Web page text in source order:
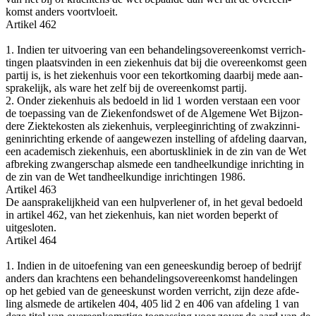
komst anders voortvloeit.
Arti­kel 462
1. Indien ter uit­voe­ring van een behan­de­lings­over­een­komst ver­rich­
tin­gen plaats­vin­den in een zie­ken­huis dat bij die over­een­komst geen
par­tij is, is het zie­ken­huis voor een tekort­ko­ming daar­bij mede aan­
spra­ke­lijk, als ware het zelf bij de over­een­komst partij.
2. Onder zie­ken­huis als bedoeld in lid 1 wor­den ver­staan een voor
de toe­pas­sing van de Zie­ken­fonds­wet of de Alge­me­ne Wet Bij­zon­
de­re Ziek­te­kos­ten als zie­ken­huis, ver­pleeg­in­rich­ting of zwak­zin­ni­
gen­in­rich­ting erken­de of aan­ge­we­zen instel­ling of afde­ling daar­van,
een aca­de­misch zie­ken­huis, een abor­tus­kli­niek in de zin van de Wet
afbre­king zwan­ger­schap als­me­de een tand­heel­kun­di­ge inrich­ting in
de zin van de Wet tand­heel­kun­di­ge inrich­tin­gen 1986.
Arti­kel 463
De aan­spra­ke­lijk­heid van een hulp­ver­le­ner of, in het geval bedoeld
in arti­kel 462, van het zie­ken­huis, kan niet wor­den beperkt of
uitgesloten.
Arti­kel 464
1. Indien in de uit­oe­fe­ning van een genees­kun­dig beroep of bedrijf
anders dan krach­tens een behan­de­lings­over­een­komst han­de­lin­gen
op het gebied van de genees­kunst wor­den ver­richt, zijn deze afde­
ling als­me­de de arti­ke­len 404, 405 lid 2 en 406 van afde­ling 1 van